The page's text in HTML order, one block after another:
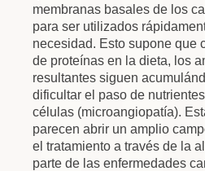
membranas basales de los
para ser utilizados
necesidad. Esto supone que
de proteínas en la dieta, los
resultantes siguen
dificultar el paso de
células (microangiopatía).
parecen abrir un amplio
el tratamiento a través de la
parte de las enfermedades